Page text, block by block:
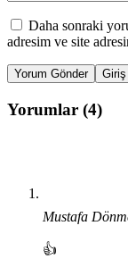
Daha sonraki
adresim ve site
Yorum Gönder
Yorumlar (4)
Mustafa
👍